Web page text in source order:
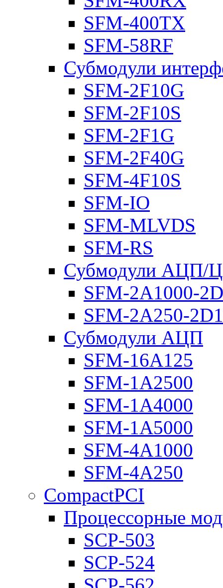
SFM-400TX
SFM-58RF
Субмодули
SFM-2F10G
SFM-2F10S
SFM-2F1G
SFM-2F40G
SFM-4F10S
SFM-IO
SFM-MLVDS
SFM-RS
Субмодули АЦП/
SFM-2A1000-
SFM-2A250-
Субмодули АЦП
SFM-16A125
SFM-1A2500
SFM-1A4000
SFM-1A5000
SFM-4A1000
SFM-4A250
CompactPCI
Процессорные
SCP-503
SCP-524